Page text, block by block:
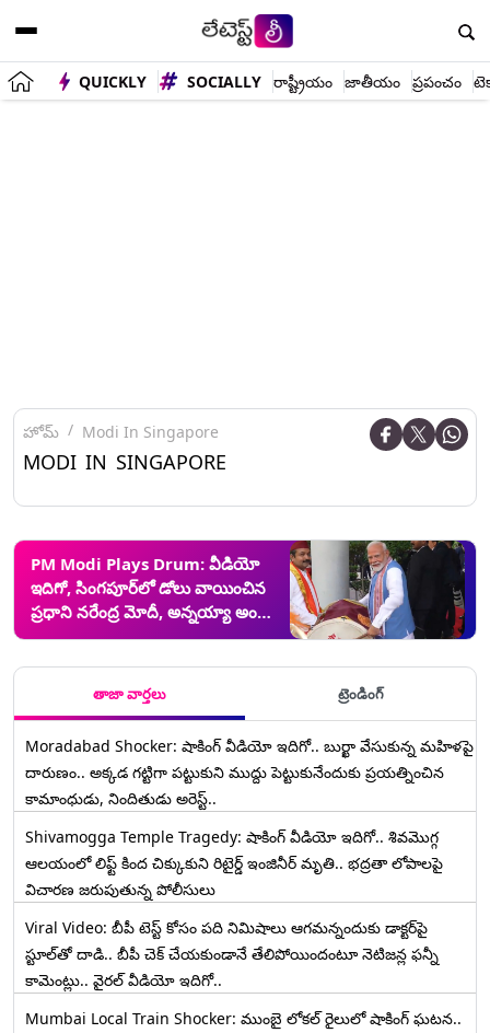
QUICKLY SOCIALLY రాష్ట్రీయం జాతీయం ప్రపంచం
హోమ్ Modi In Singapore
MODI IN SINGAPORE
PM Modi Plays Drum: వీడియో
ఇదిగో, సింగపూర్‌లో డోలు వాయించిన
ప్రధాని నరేంద్ర మోదీ, అన్నయ్యా అంటూ
రాఖీ కట్టిన మహిళ
తాజా వార్తలు ట్రెండింగ్
Moradabad Shocker: షాకింగ్ వీడియో ఇదిగో.. బుర్ఖా వేసుకున్న మహిళపై
దారుణం.. అక్కడ గట్టిగా పట్టుకుని ముద్దు పెట్టుకునేందుకు ప్రయత్నించిన
కామాంధుడు, నిందితుడు అరెస్ట్..
Shivamogga Temple Tragedy: షాకింగ్ వీడియో ఇదిగో.. శివమొగ్గ
ఆలయంలో లిఫ్ట్ కింద చిక్కుకుని రిటైర్డ్ ఇంజినీర్ మృతి.. భద్రతా లోపాలపై
విచారణ జరుపుతున్న పోలీసులు
Viral Video: బీపీ టెస్ట్‌ కోసం పది నిమిషాలు ఆగమన్నందుకు డాక్టర్‌పై
స్టూల్‌తో దాడి.. బీపీ చెక్ చేయకుండానే తేలిపోయిందంటూ నెటిజన్ల ఫన్నీ
కామెంట్లు.. వైరల్ వీడియో ఇదిగో..
Mumbai Local Train Shocker: ముంబై లోకల్ రైలులో షాకింగ్ ఘటన..